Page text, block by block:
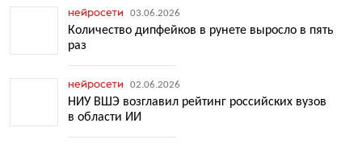
нейросети 03.06.2026
Количество дипфейков в рунете выросло в пять
раз
нейросети 02.06.2026
НИУ ВШЭ возглавил рейтинг российских вузов
в области ИИ